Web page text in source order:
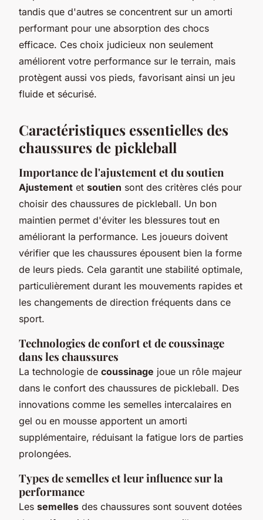
tandis que d'autres se concentrent sur un amorti
performant pour une absorption des chocs
efficace. Ces choix judicieux non seulement
améliorent votre performance sur le terrain, mais
protègent aussi vos pieds, favorisant ainsi un jeu
fluide et sécurisé.
Caractéristiques essentielles des
chaussures de pickleball
Importance de l'ajustement et du soutien
Ajustement et soutien sont des critères clés pour
choisir des chaussures de pickleball. Un bon
maintien permet d'éviter les blessures tout en
améliorant la performance. Les joueurs doivent
vérifier que les chaussures épousent bien la forme
de leurs pieds. Cela garantit une stabilité optimale,
particulièrement durant les mouvements rapides et
les changements de direction fréquents dans ce
sport.
Technologies de confort et de coussinage
dans les chaussures
La technologie de coussinage joue un rôle majeur
dans le confort des chaussures de pickleball. Des
innovations comme les semelles intercalaires en
gel ou en mousse apportent un amorti
supplémentaire, réduisant la fatigue lors de parties
prolongées.
Types de semelles et leur influence sur la
performance
Les semelles des chaussures sont souvent dotées